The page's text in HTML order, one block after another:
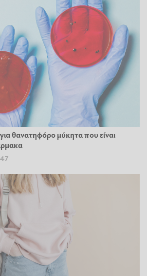
θανατηφόρο μύκητα που είναι